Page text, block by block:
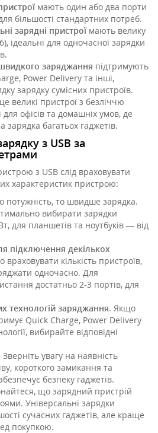
мають один або два порти
більшості стандартних потреб.
зарядні пристрої мають велику
ідеальні для одночасної зарядки
заряджання підтримують
Power Delivery та інші,
зарядку сумісних пристроїв.
великі пристрої з безліччю
офісів та домашніх умов, де
зарядка багатьох гаджетів.
з USB за
з USB слід враховувати
характеристик пристрою:
потужність, то швидше зарядка.
вибирати зарядки
для планшетів та ноутбуків — від
підключення декількох
враховувати кількість пристроїв,
одночасно. Для
достатньо 2-3 портів, для
технологій заряджання. Якщо
Quick Charge, Power Delivery
вибирайте відповідні
Зверніть увагу на наявність
короткого замикання та
безпеку гаджетів.
що зарядний пристрій
Універсальні зарядки
сучасних гаджетів, але краще
покупкою.